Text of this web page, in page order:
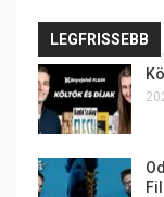
LEGFRISSEBB